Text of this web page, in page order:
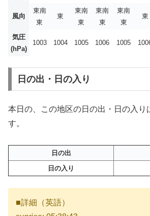
風向
東南
東
東
東南
東
東南
東
東南
東
東
気圧
(hPa)
1003 1004 1005 1006 1005
日の出・日の入り
本日の、この地区の日の出・日の入り
す。
日の出
日の入り
■詳細（英語）